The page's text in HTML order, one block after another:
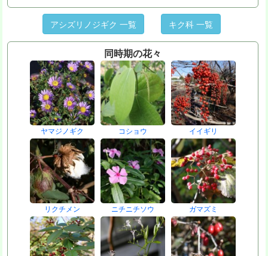
アシズリノジギク 一覧 キク科 一覧
同時期の花々
ヤマジノギク コショウ イイギリ
リクチメン ニチニチソウ ガマズミ